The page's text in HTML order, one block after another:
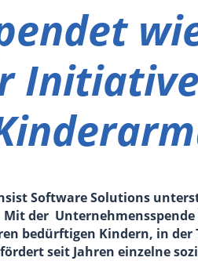
Software Solutions
der Unternehmensspende
bedürftigen Kindern, in der
seit Jahren einzelne